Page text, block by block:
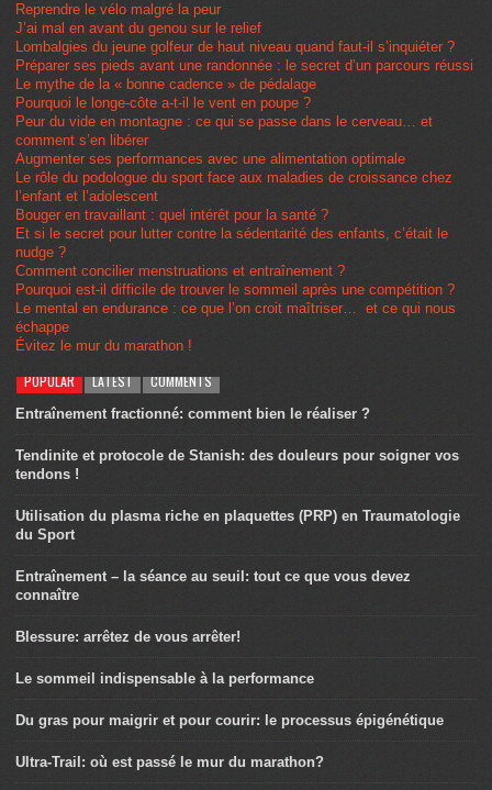
Reprendre le vélo malgré la peur
J’ai mal en avant du genou sur le relief
Lombalgies du jeune golfeur de haut niveau quand faut-il s’inquiéter ?
Préparer ses pieds avant une randonnée : le secret d’un parcours réussi
Le mythe de la « bonne cadence » de pédalage
Pourquoi le longe-côte a-t-il le vent en poupe ?
Peur du vide en montagne : ce qui se passe dans le cerveau… et
comment s’en libérer
Augmenter ses performances avec une alimentation optimale
Le rôle du podologue du sport face aux maladies de croissance chez
l’enfant et l’adolescent
Bouger en travaillant : quel intérêt pour la santé ?
Et si le secret pour lutter contre la sédentarité des enfants, c’était le
nudge ?
Comment concilier menstruations et entraînement ?
Pourquoi est-il difficile de trouver le sommeil après une compétition ?
Le mental en endurance : ce que l’on croit maîtriser… et ce qui nous
échappe
Évitez le mur du marathon !
POPULAR LATEST COMMENTS
Entraînement fractionné: comment bien le réaliser ?
Tendinite et protocole de Stanish: des douleurs pour soigner vos
tendons !
Utilisation du plasma riche en plaquettes (PRP) en Traumatologie
du Sport
Entraînement – la séance au seuil: tout ce que vous devez
connaître
Blessure: arrêtez de vous arrêter!
Le sommeil indispensable à la performance
Du gras pour maigrir et pour courir: le processus épigénétique
Ultra-Trail: où est passé le mur du marathon?